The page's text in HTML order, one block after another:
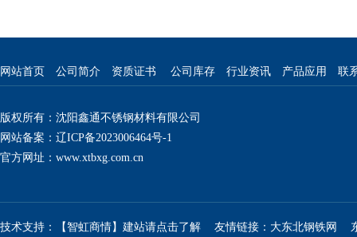
网站首页 公司简介 资质证书 公司库存 行业资讯 产品应用 联
版权所有：沈阳鑫通不锈钢材料有限公司
网站备案：辽ICP备2023006464号-1
官方网址： www.xtbxg.com.cn
技术支持：【智虹商情】建站请点击了解 友情链接： 大东北钢铁网